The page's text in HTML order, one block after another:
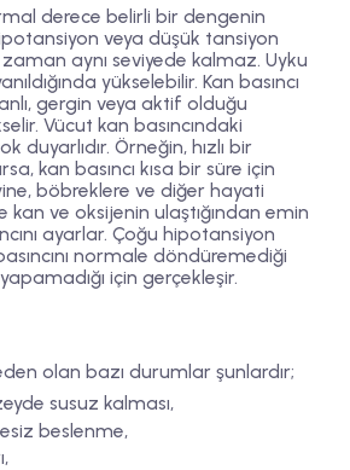
derece belirli bir dengenin
veya düşük tansiyon
aynı seviyede kalmaz. Uyku
yükselebilir. Kan basıncı
gergin veya aktif olduğu
Vücut kan basıncındaki
duyarlıdır. Örneğin, hızlı bir
kan basıncı kısa bir süre için
böbreklere ve diğer hayati
ve oksijenin ulaştığından emin
ayarlar. Çoğu hipotansiyon
normale döndüremediği
için gerçekleşir.
olan bazı durumlar şunlardır;
susuz kalması,
beslenme,